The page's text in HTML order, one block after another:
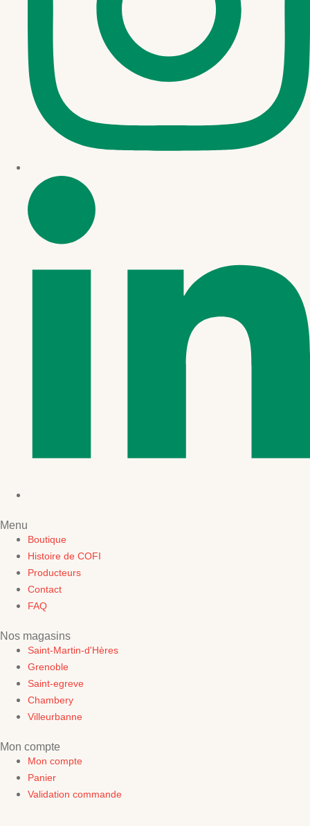
Menu
Boutique
Histoire de COFI
Producteurs
Contact
FAQ
Nos magasins
Saint-Martin-d'Hères
Grenoble
Saint-egreve
Chambery
Villeurbanne
Mon compte
Mon compte
Panier
Validation commande